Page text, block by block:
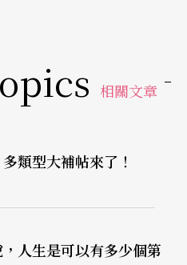
這是創作的奧妙所在。
以音樂感動無數心靈
性與獨立演奏的特點：
不多，亞洲就是只有他
詠說。
聽都是獨特經驗
相關文章
類型大補帖來了！
人生是可以有多少個第